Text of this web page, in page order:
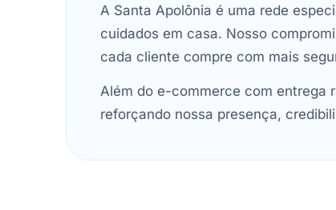
A Santa Apolônia é uma rede
cuidados em casa. Nosso
cada cliente compre com mais
Além do e-commerce com entrega
reforçando nossa presença,